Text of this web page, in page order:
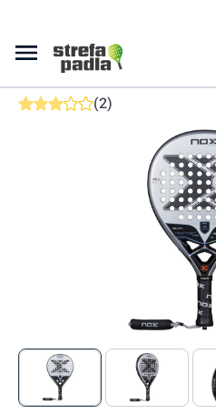
Rakieta do padla
NOX NextGen PRO
(2)